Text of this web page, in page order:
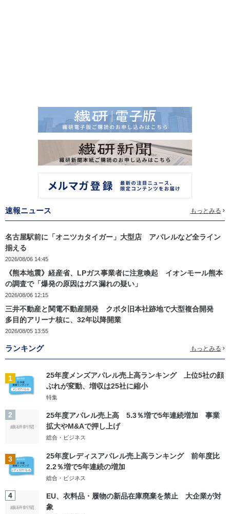
速報ニュース もっとみる
名古屋駅前に「オニツカタイガー」大型店 アパレルなど全ライン
揃える
2026/08/06 14:45
《熊本地震》経産省、LPガス事業者に注意喚起 イオンモール熊本
の調査で「爆発の原因はガス漏れの疑い」
2026/08/06 12:15
三井不動産と関電不動産開発 クボタ旧本社跡地で大型複合開発
多目的アリーナ核に、32年以降開業
2026/08/05 13:55
ランキング もっとみる
1
25年度メンズアパレル売上高ランキング 上位5社の顔
ぶれが変動、増収は25社に縮小
特集
2
25年度アパレル売上高 5.3％増で5年連続増加 事業
拡大やM&Aで押し上げ
総合・ビジネス
3
25年度レディスアパレル売上高ランキング 前年度比
2.2％増で5年連続の増加
総合・ビジネス
4
EU、衣料品・履物の新品在庫廃棄を禁止 大企業が対
象